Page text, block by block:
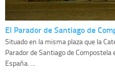
El Parador de Santiago de
Situado en la misma plaza que la
Parador de Santiago de
España. ...